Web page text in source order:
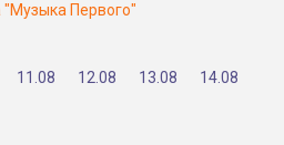
Первого"
11.08 12.08 13.08 14.08